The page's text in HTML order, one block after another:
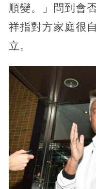
順變。」問到會
祥指對方家庭很
立。